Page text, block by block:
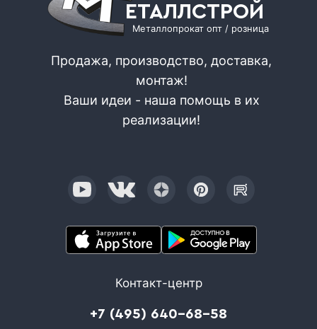
ЕТАЛЛСТРОЙ
Металлопрокат опт / розница
Продажа, производство, доставка,
монтаж!
Ваши идеи - наша помощь в их
реализации!
Контакт-центр
+7 (495) 640-68-58